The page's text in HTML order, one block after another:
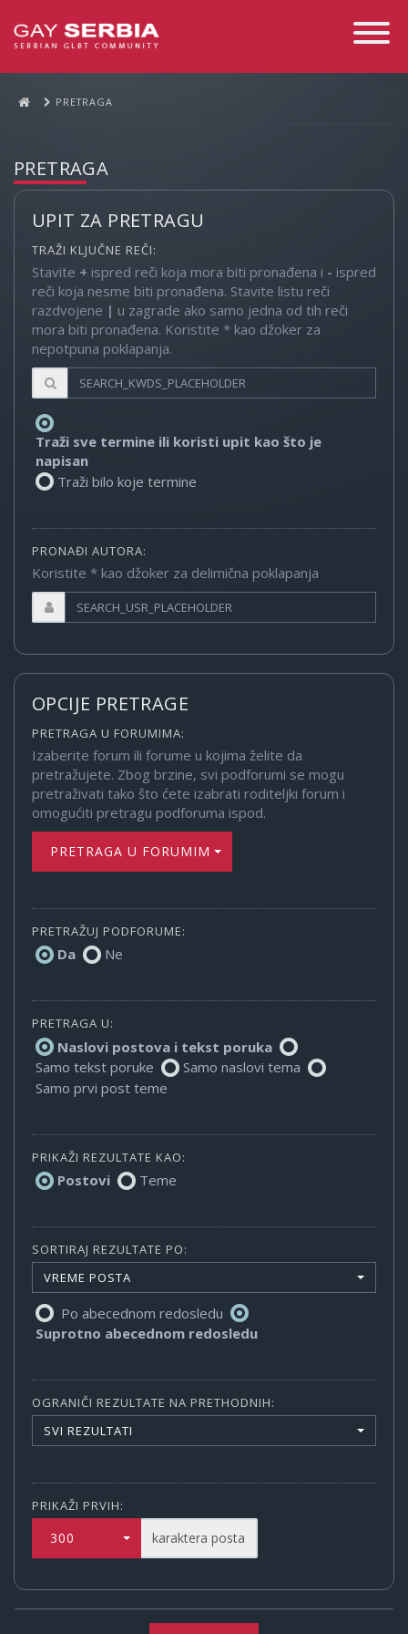
Toggle
PRETRAGA
PRETRAGA
UPIT ZA PRETRAGU
TRAŽI KLJUČNE REČI:
Stavite + ispred reči koja mora biti pronađena i - ispred
reči koja nesme biti pronađena. Stavite listu reči
razdvojene | u zagrade ako samo jedna od tih reči
mora biti pronađena. Koristite * kao džoker za
nepotpuna poklapanja.
Traži sve termine ili koristi upit kao što je
napisan
Traži bilo koje termine
PRONAĐI AUTORA:
Koristite * kao džoker za delimična poklapanja
OPCIJE PRETRAGE
PRETRAGA U FORUMIMA:
Izaberite forum ili forume u kojima želite da
pretražujete. Zbog brzine, svi podforumi se mogu
pretraživati tako što ćete izabrati roditeljki forum i
omogućiti pretragu podforuma ispod.
PRETRAGA U FORUMIMA
PRETRAŽUJ PODFORUME:
Da Ne
PRETRAGA U:
Naslovi postova i tekst poruka
Samo tekst poruke
Samo naslovi tema
Samo prvi post teme
PRIKAŽI REZULTATE KAO:
Postovi Teme
SORTIRAJ REZULTATE PO:
VREME POSTA
Po abecednom redosledu
Suprotno abecednom redosledu
OGRANIČI REZULTATE NA PRETHODNIH:
SVI REZULTATI
PRIKAŽI PRVIH:
300 karaktera posta